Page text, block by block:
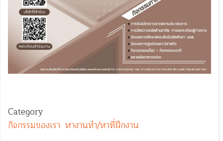
Category
กิจกรรมของเรา หางานทำ/หาที่ฝึกงาน